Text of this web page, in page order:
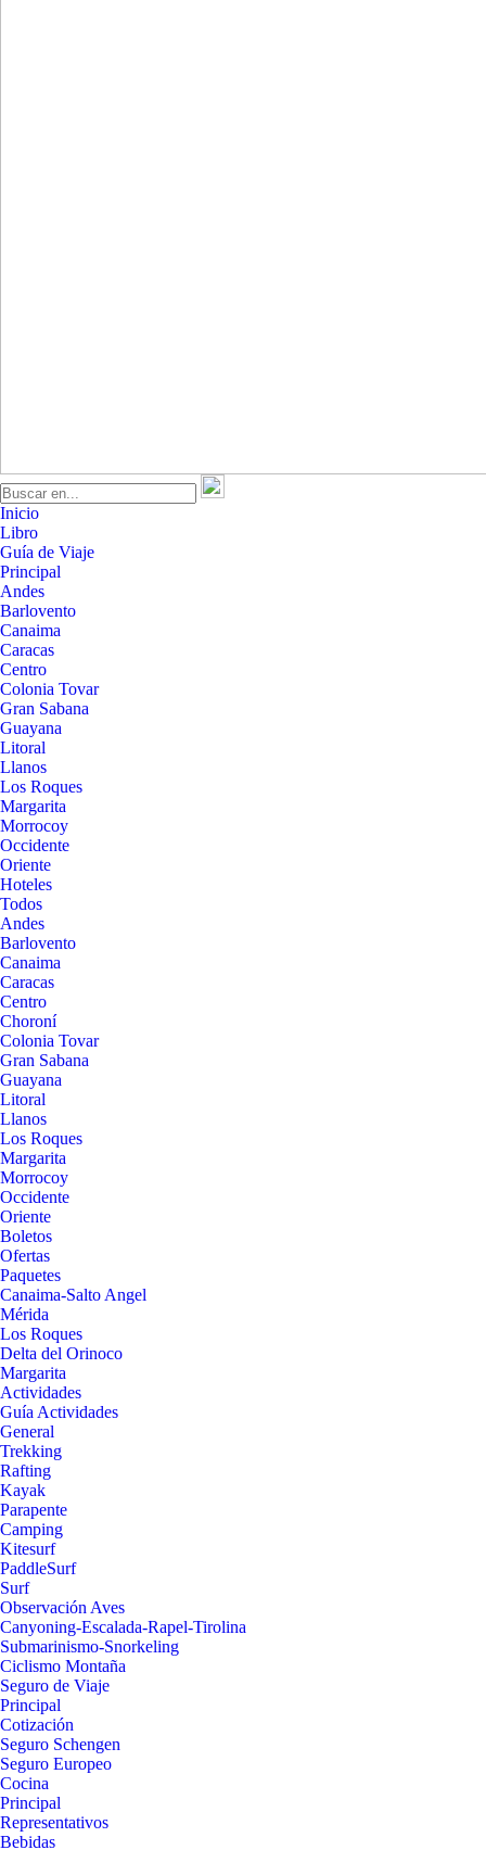
Inicio
Libro
Guía de Viaje
Principal
Andes
Barlovento
Canaima
Caracas
Centro
Colonia Tovar
Gran Sabana
Guayana
Litoral
Llanos
Los Roques
Margarita
Morrocoy
Occidente
Oriente
Hoteles
Todos
Andes
Barlovento
Canaima
Caracas
Centro
Choroní
Colonia Tovar
Gran Sabana
Guayana
Litoral
Llanos
Los Roques
Margarita
Morrocoy
Occidente
Oriente
Boletos
Ofertas
Paquetes
Canaima-Salto Angel
Mérida
Los Roques
Delta del Orinoco
Margarita
Actividades
Guía Actividades
General
Trekking
Rafting
Kayak
Parapente
Camping
Kitesurf
PaddleSurf
Surf
Observación Aves
Canyoning-Escalada-Rapel-Tirolina
Submarinismo-Snorkeling
Ciclismo Montaña
Seguro de Viaje
Principal
Cotización
Seguro Schengen
Seguro Europeo
Cocina
Principal
Representativos
Bebidas